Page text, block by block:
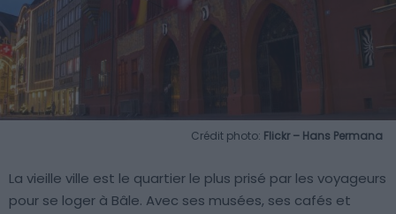
Crédit photo: Flickr – Hans Permana
La vieille ville est le quartier le plus prisé par les voyageurs
pour se loger à Bâle. Avec ses musées, ses cafés et